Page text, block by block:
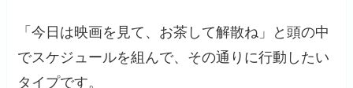
「今日は映画を見て、お茶して解散ね」と頭の中
でスケジュールを組んで、その通りに行動したい
タイプです。